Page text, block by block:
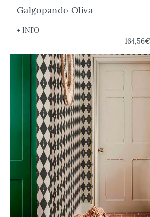
Galgopando Oliva
+ INFO
164,56€